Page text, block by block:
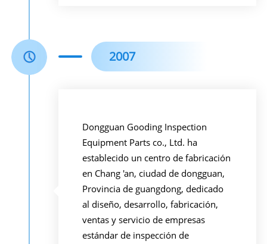
2007
Dongguan Gooding Inspection
Equipment Parts co., Ltd. ha
establecido un centro de fabricación
en Chang 'an, ciudad de dongguan,
Provincia de guangdong, dedicado
al diseño, desarrollo, fabricación,
ventas y servicio de empresas
estándar de inspección de